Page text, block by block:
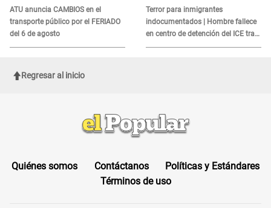
ATU anuncia CAMBIOS en el
transporte público por el FERIADO
del 6 de agosto
es?
Terror para inmigrantes
indocumentados | Hombre fallece
en centro de detención del ICE tras
sufrir una "emergencia médica"
Regresar al inicio
Quiénes somos Contáctanos
Políticas y Estándares
Términos de uso